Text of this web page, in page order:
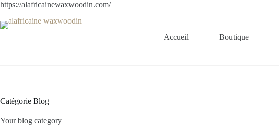
https://alafricainewaxwoodin.com/
Accueil Boutique
Catégorie Blog
Your blog category